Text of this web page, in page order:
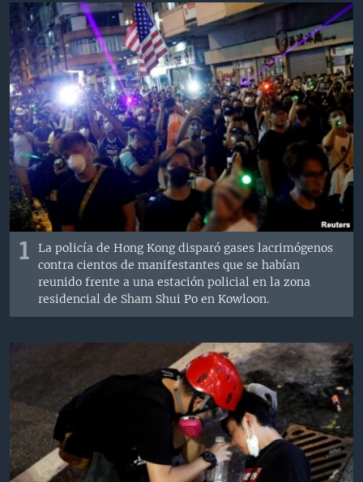
VENEZUELA
BRASIL
NICARAGUA
ECONOMÍA
ENTRETENIMIENTO Y CULTURA
TECNOLOGÍA
DEPORTES
CIENCIA Y SALUD
MULTIMEDIA
VIDEOS
FOTOGRAFÍA
AUDIOS
PROGRAMAS TV
EL MUNDO AL DÍA
FORO INTERAMERICANO
VISIÓN 360
LAS CLAVES
PANORAMA
RADIO
AVANCE INFORMATIVO
AUDIONOTICIAS
BUENOS DÍAS AMÉRICA
ESTADOS UNIDOS AL DÍA
EL MUNDO AL DÍA [RADIO]
FORO [RADIO]
DEPORTIVO INTERNACIONAL
NOTA ECONÓMICA
ENTRETENIMIENTO
DIRECT
DOCUMENTALES DE LA VOA
Learning English
SÍGANOS
Idiomas
1
La policía de Hong Kong disparó gases lacrimógenos
contra cientos de manifestantes que se habían
reunido frente a una estación policial en la zona
residencial de Sham Shui Po en Kowloon.